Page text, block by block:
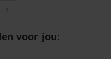
voor jou: